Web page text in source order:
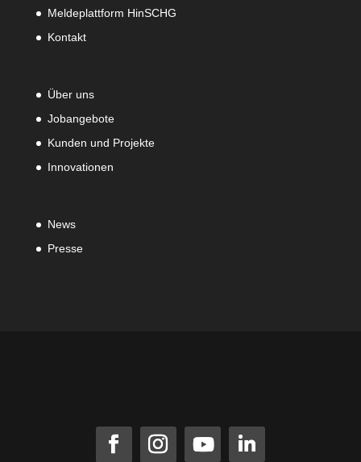
Meldeplattform HinSCHG
Kontakt
Über uns
Jobangebote
Kunden und Projekte
Innovationen
News
Presse